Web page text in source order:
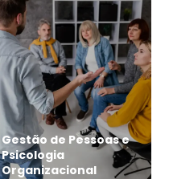
Gestão de Pessoas e
Psicologia
Organizacional